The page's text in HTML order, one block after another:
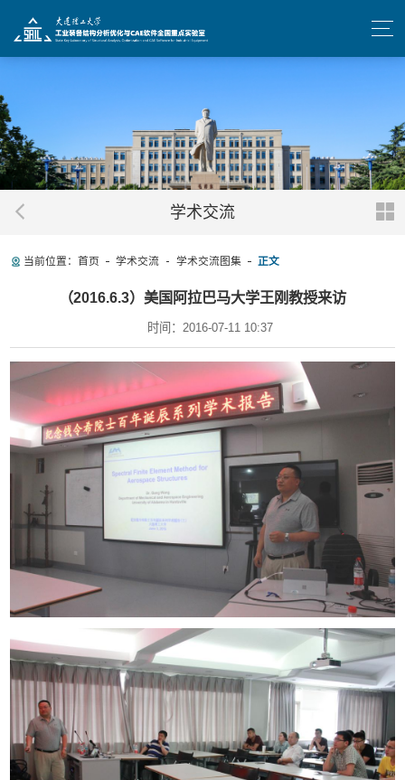
学术交流
当前位置： 首页 学术交流 学术交流图集 正文
（2016.6.3）美国阿拉巴马大学王刚教授来访
时间：2016-07-11 10:37